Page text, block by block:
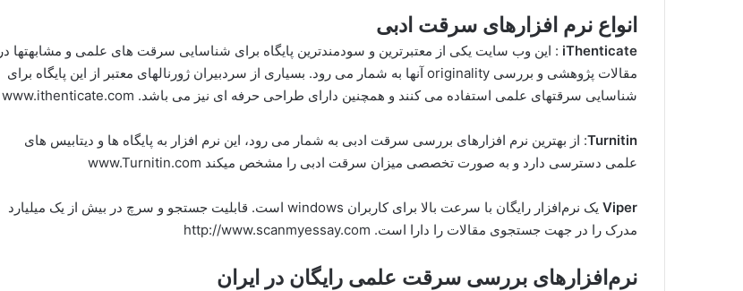
انواع نرم افزارهای سرقت ادبی
iThenticate : این وب سایت یکی از معتبرترین و سودمندترین پایگاه برای شناسایی سرقت های علمی و مشابهتها در
مقالات پژوهشی و بررسی originality آنها به شمار می رود. بسیاری از سردبیران ژورنالهای معتبر از این پایگاه برای
شناسایی سرقتهای علمی استفاده می کنند و همچنین دارای طراحی حرفه ای نیز می باشد. www.ithenticate.com
Turnitin: از بهترین نرم افزارهای بررسی سرقت ادبی به شمار می رود، این نرم افزار به پایگاه ها و دیتابیس های
علمی دسترسی دارد و به صورت تخصصی میزان سرقت ادبی را مشخص میکند www.Turnitin.com
Viper
یک نرم‌افزار رایگان با سرعت بالا برای کاربران windows است. قابلیت جستجو و سرچ در بیش از یک میلیارد
مدرک را در جهت جستجوی مقالات را دارا است. http://www.scanmyessay.com
نرم‌افزارهای بررسی سرقت علمی رایگان در ایران